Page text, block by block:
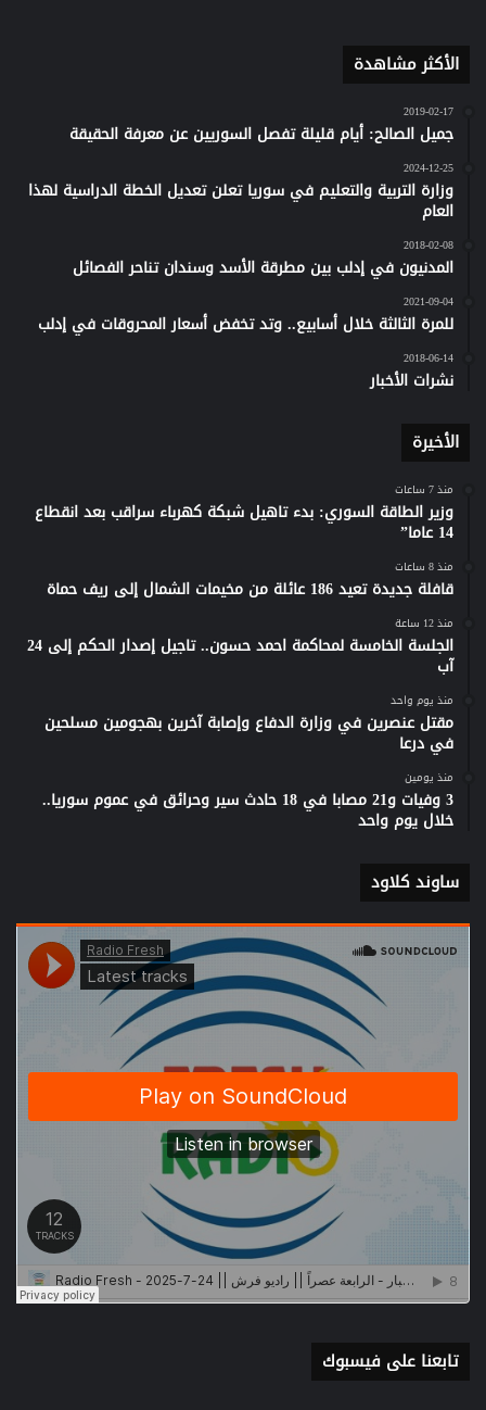
الأكثر مشاهدة
2019-02-17
جميل الصالح: أيام قليلة تفصل السوريين عن معرفة الحقيقة
2024-12-25
وزارة التربية والتعليم في سوريا تعلن تعديل الخطة الدراسية لهذا
العام
2018-02-08
المدنيون في إدلب بين مطرقة الأسد وسندان تناحر الفصائل
2021-09-04
للمرة الثالثة خلال أسابيع.. وتد تخفض أسعار المحروقات في إدلب
2018-06-14
نشرات الأخبار
الأخيرة
منذ 7 ساعات
وزير الطاقة السوري: بدء تاهيل شبكة كهرباء سراقب بعد انقطاع
14 عاما”
منذ 8 ساعات
قافلة جديدة تعيد 186 عائلة من مخيمات الشمال إلى ريف حماة
منذ 12 ساعة
الجلسة الخامسة لمحاكمة احمد حسون.. تاجيل إصدار الحكم إلى 24
آب
منذ يوم واحد
مقتل عنصرين في وزارة الدفاع وإصابة آخرين بهجومين مسلحين
في درعا
منذ يومين
3 وفيات و21 مصابا في 18 حادث سير وحرائق في عموم سوريا..
خلال يوم واحد
ساوند كلاود
تابعنا على فيسبوك